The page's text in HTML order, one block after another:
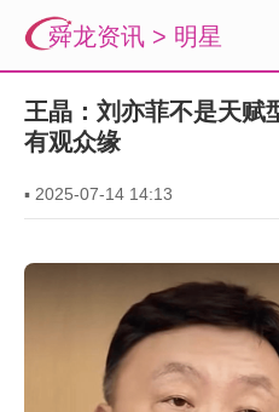
舜龙资讯 > 明星
王晶：刘亦菲不是天赋
有观众缘
▪ 2025-07-14 14:13